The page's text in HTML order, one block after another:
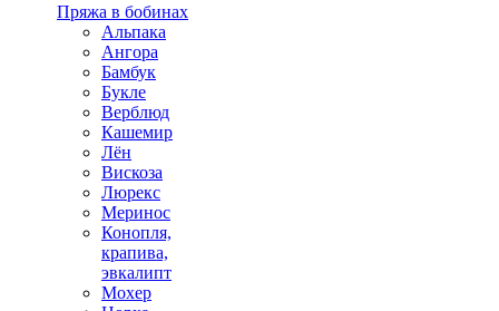
Пряжа в бобинах
Альпака
Ангора
Бамбук
Букле
Верблюд
Кашемир
Лён
Вискоза
Люрекс
Меринос
Конопля,
крапива,
эвкалипт
Мохер